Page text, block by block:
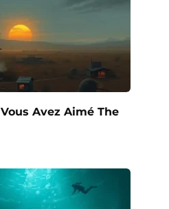
Avez Aimé The